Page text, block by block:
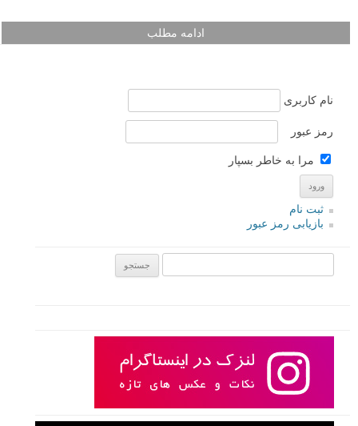
ادامه مطلب
نام کاربری
رمز عبور
مرا به خاطر بسپار
ثبت نام
بازیابی رمز عبور